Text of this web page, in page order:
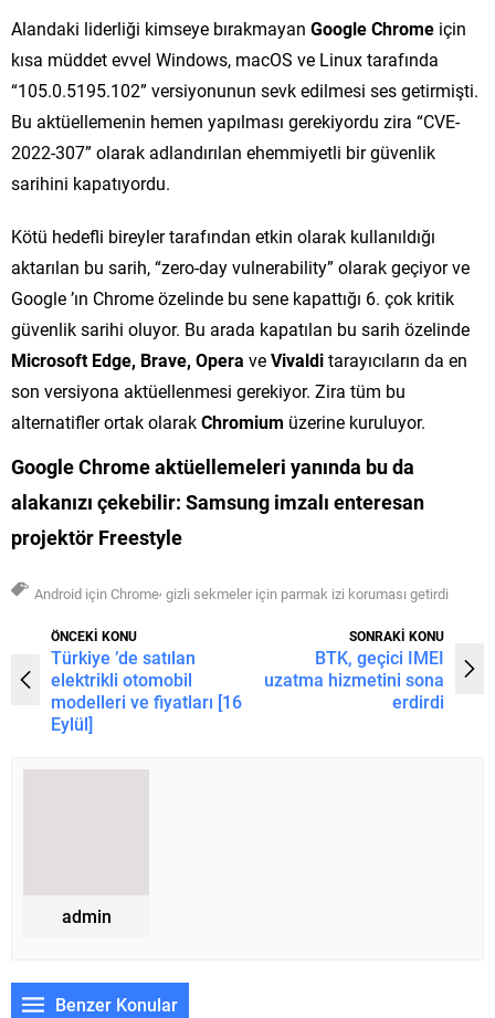
Alandaki liderliği kimseye bırakmayan Google Chrome için
kısa müddet evvel Windows, macOS ve Linux tarafında
“105.0.5195.102” versiyonunun sevk edilmesi ses getirmişti.
Bu aktüellemenin hemen yapılması gerekiyordu zira “CVE-
2022-307” olarak adlandırılan ehemmiyetli bir güvenlik
sarihini kapatıyordu.
Kötü hedefli bireyler tarafından etkin olarak kullanıldığı
aktarılan bu sarih, “zero-day vulnerability” olarak geçiyor ve
Google ’ın Chrome özelinde bu sene kapattığı 6. çok kritik
güvenlik sarihi oluyor. Bu arada kapatılan bu sarih özelinde
Microsoft Edge, Brave, Opera veVivalditarayıcıların da en
son versiyona aktüellenmesi gerekiyor. Zira tüm bu
alternatifler ortak olarakChromium üzerine kuruluyor.
Google Chrome aktüellemeleri yanında bu da
alakanızı çekebilir: Samsung imzalı enteresan
projektör Freestyle
Android için Chrome, gizli sekmeler için parmak izi koruması getirdi
ÖNCEKİ KONU
Türkiye ’de satılan
elektrikli otomobil
modelleri ve fiyatları [16
Eylül]
SONRAKİ KONU
BTK, geçici IMEI
uzatma hizmetini sona
erdirdi
admin
Benzer Konular